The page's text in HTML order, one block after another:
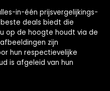
in-één prijsvergelijkings-
deals biedt die
op de hoogte houdt via de
zijn
hun respectievelijke
is afgeleid van hun